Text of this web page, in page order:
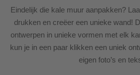
Eindelijk die kale muur aanpakken?
drukken en creëer een unieke wand!
ontwerpen in unieke vormen met elk
kun je in een paar klikken een uniek
eigen foto’s en